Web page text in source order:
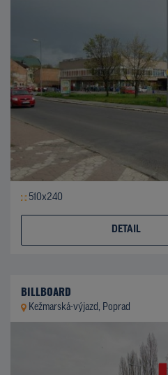
510x240
DETAIL
BILLBOARD
Kežmarská-výjazd, Poprad